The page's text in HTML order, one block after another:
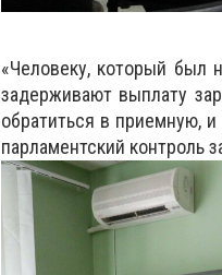
«Человеку, который был
задерживают выплату
обратиться в приемную,
парламентский контроль